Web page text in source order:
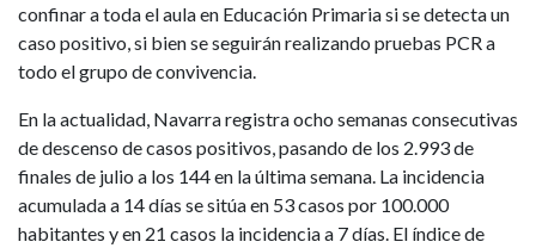
confinar a toda el aula en Educación Primaria si se detecta un
caso positivo, si bien se seguirán realizando pruebas PCR a
todo el grupo de convivencia.
En la actualidad, Navarra registra ocho semanas consecutivas
de descenso de casos positivos, pasando de los 2.993 de
finales de julio a los 144 en la última semana. La incidencia
acumulada a 14 días se sitúa en 53 casos por 100.000
habitantes y en 21 casos la incidencia a 7 días. El índice de